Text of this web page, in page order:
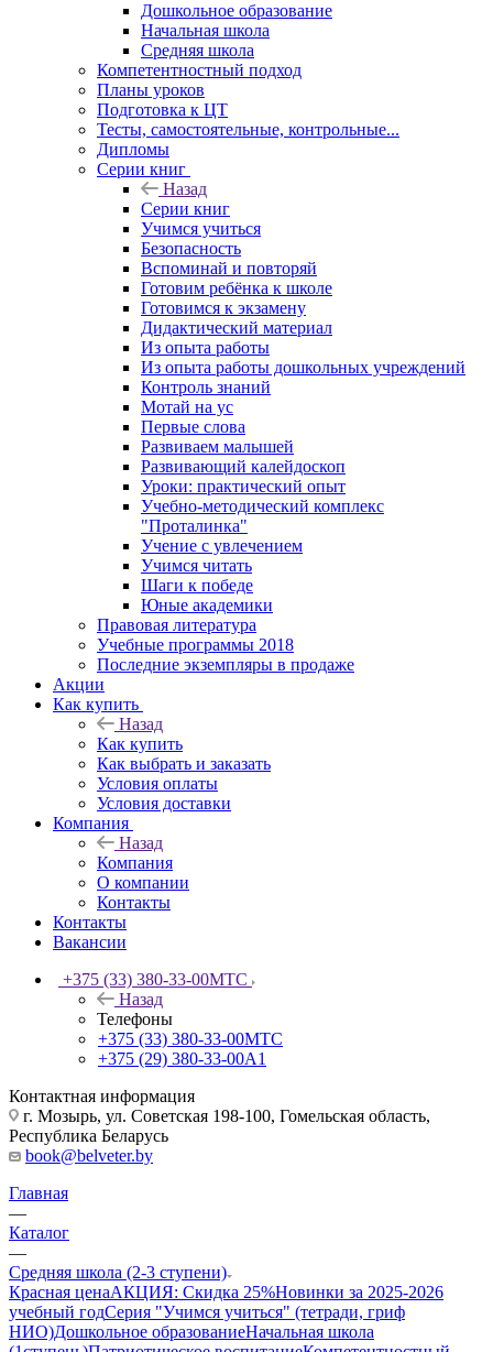
Дошкольное образование
Начальная школа
Средняя школа
Компетентностный подход
Планы уроков
Подготовка к ЦТ
Тесты, самостоятельные, контрольные...
Дипломы
Серии книг
Назад
Серии книг
Учимся учиться
Безопасность
Вспоминай и повторяй
Готовим ребёнка к школе
Готовимся к экзамену
Дидактический материал
Из опыта работы
Из опыта работы дошкольных учреждений
Контроль знаний
Мотай на ус
Первые слова
Развиваем малышей
Развивающий калейдоскоп
Уроки: практический опыт
Учебно-методический комплекс
"Проталинка"
Учение с увлечением
Учимся читать
Шаги к победе
Юные академики
Правовая литература
Учебные программы 2018
Последние экземпляры в продаже
Акции
Как купить
Назад
Как купить
Как выбрать и заказать
Условия оплаты
Условия доставки
Компания
Назад
Компания
О компании
Контакты
Контакты
Вакансии
+375 (33) 380-33-00МТС
Назад
Телефоны
+375 (33) 380-33-00МТС
+375 (29) 380-33-00А1
Контактная информация
г. Мозырь, ул. Советская 198-100, Гомельская область,
Республика Беларусь
book@belveter.by
Главная
—
Каталог
—
Средняя школа (2-3 ступени)
Красная ценаАКЦИЯ: Скидка 25%Новинки за 2025-2026
учебный годСерия "Учимся учиться" (тетради, гриф
НИО)Дошкольное образованиеНачальная школа